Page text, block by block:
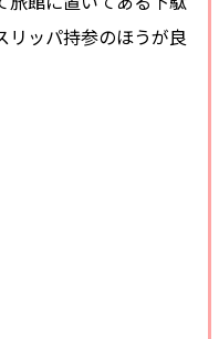
リッパ持参のほうが良